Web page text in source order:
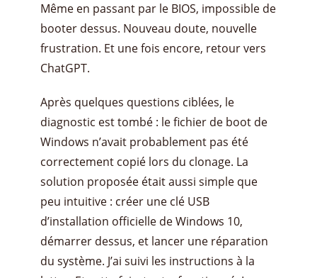
Même en passant par le BIOS, impossible de
booter dessus. Nouveau doute, nouvelle
frustration. Et une fois encore, retour vers
ChatGPT.
Après quelques questions ciblées, le
diagnostic est tombé : le fichier de boot de
Windows n’avait probablement pas été
correctement copié lors du clonage. La
solution proposée était aussi simple que
peu intuitive : créer une clé USB
d’installation officielle de Windows 10,
démarrer dessus, et lancer une réparation
du système. J’ai suivi les instructions à la